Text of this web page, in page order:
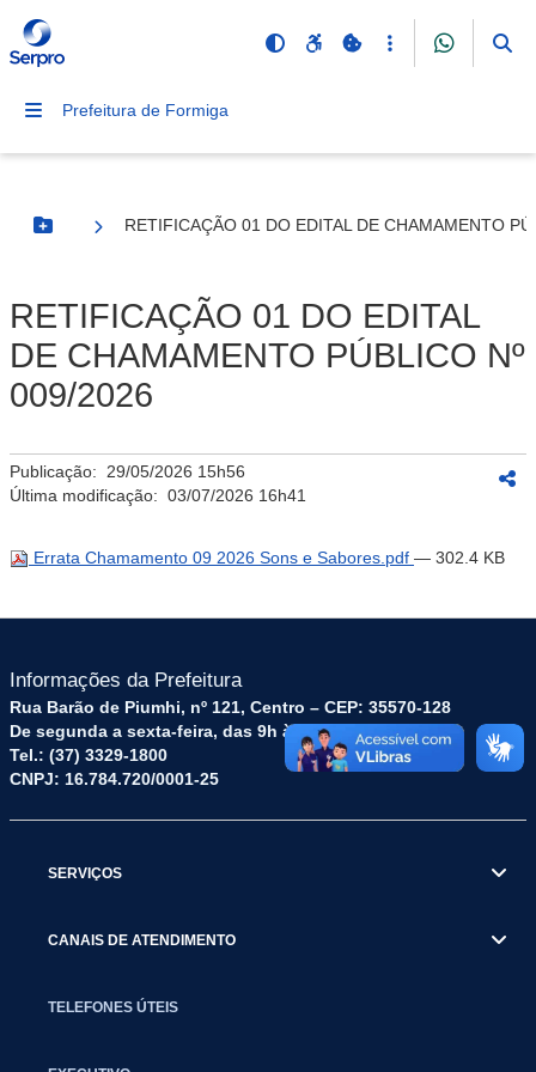
Prefeitura de Formiga
Botão Menu
RETIFICAÇÃO 01 DO EDITAL DE CHAMAMENTO
RETIFICAÇÃO 01 DO EDITAL
DE CHAMAMENTO PÚBLICO Nº
009/2026
Publicação: 29/05/2026 15h56
Última modificação: 03/07/2026 16h41
Errata Chamamento 09 2026 Sons e Sabores.pdf — 302.4 KB
Informações da Prefeitura
Rua Barão de Piumhi, nº 121, Centro – CEP: 35570-128
De segunda a sexta-feira, das 9h às 16h
Tel.: (37) 3329-1800
CNPJ: 16.784.720/0001-25
SERVIÇOS
CANAIS DE ATENDIMENTO
TELEFONES ÚTEIS